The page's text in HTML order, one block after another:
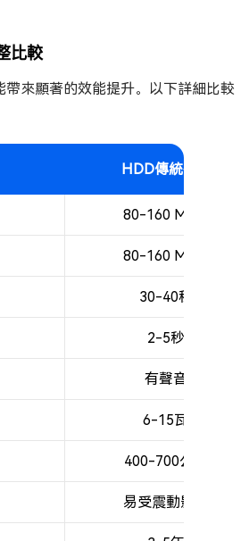
比較
帶來顯著的效能提升。以下詳細比較
HDD傳統硬碟
80-160 MB/s
80-160 MB/s
30-40秒
2-5秒
有聲音
6-15瓦
400-700公克
易受震動影響